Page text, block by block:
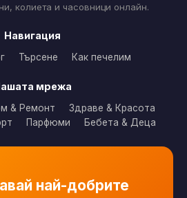
колиета и часовници онлайн.
Навигация
Търсене Как печелим
мрежа
& Ремонт
Здраве & Красота
Парфюми Бебета & Деца
най-добрите